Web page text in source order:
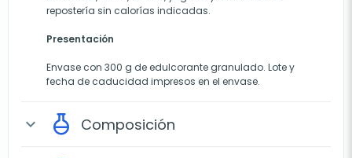
repostería sin calorías indicadas.
Presentación
Envase con 300 g de edulcorante granulado. Lote y
fecha de caducidad impresos en el envase.
expand_more Composición